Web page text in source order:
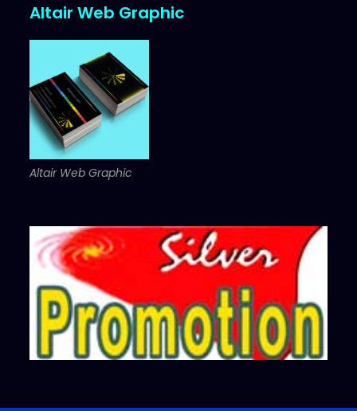
Altair Web Graphic
Altair Web Graphic